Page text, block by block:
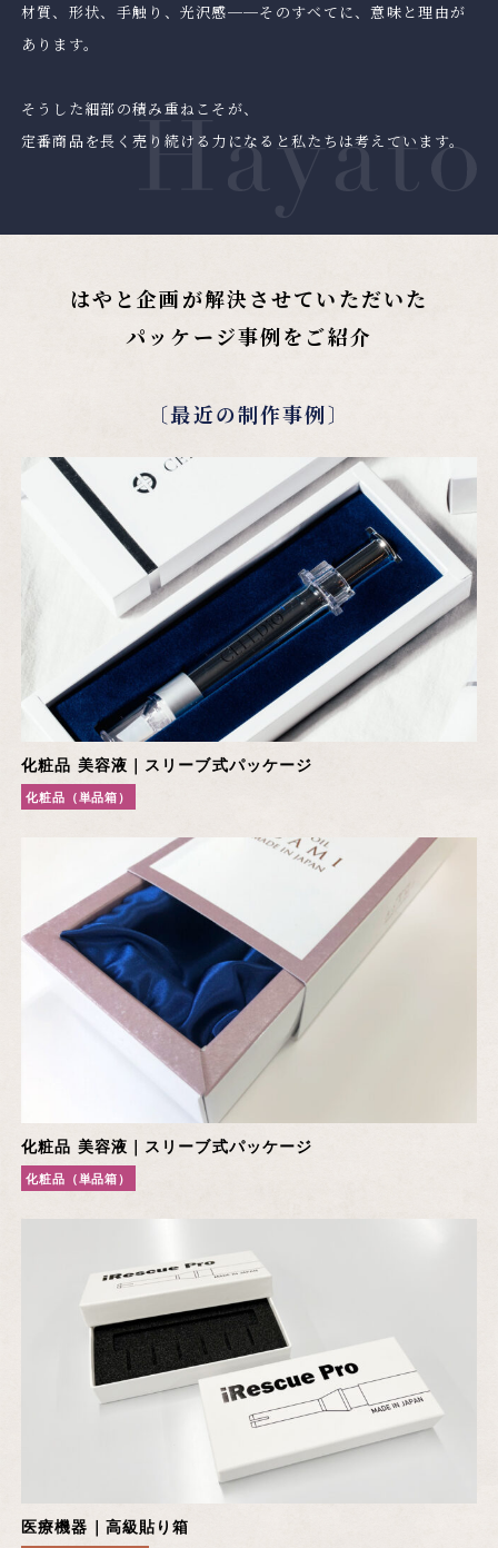
材質、形状、手触り、光沢感──そのすべてに、意味と理由が
あります。
そうした細部の積み重ねこそが、
定番商品を長く売り続ける力になると私たちは考えています。
はやと企画が解決させていただいた
パッケージ事例をご紹介
〔最近の制作事例〕
化粧品 美容液｜スリーブ式パッケージ
化粧品（単品箱）
化粧品 美容液｜スリーブ式パッケージ
化粧品（単品箱）
医療機器｜高級貼り箱